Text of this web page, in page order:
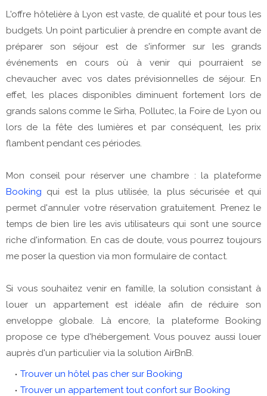
L'offre hôtelière à Lyon est vaste, de qualité et pour tous les
budgets. Un point particulier à prendre en compte avant de
préparer son séjour est de s'informer sur les grands
événements en cours où à venir qui pourraient se
chevaucher avec vos dates prévisionnelles de séjour. En
effet, les places disponibles diminuent fortement lors de
grands salons comme le Sirha, Pollutec, la Foire de Lyon ou
lors de la fête des lumières et par conséquent, les prix
flambent pendant ces périodes.
Mon conseil pour réserver une chambre : la plateforme
Booking qui est la plus utilisée, la plus sécurisée et qui
permet d'annuler votre réservation gratuitement. Prenez le
temps de bien lire les avis utilisateurs qui sont une source
riche d'information. En cas de doute, vous pourrez toujours
me poser la question via mon formulaire de contact.
Si vous souhaitez venir en famille, la solution consistant à
louer un appartement est idéale afin de réduire son
enveloppe globale. Là encore, la plateforme Booking
propose ce type d'hébergement. Vous pouvez aussi louer
auprès d'un particulier via la solution AirBnB.
Trouver un hôtel pas cher sur Booking
Trouver un appartement tout confort sur Booking